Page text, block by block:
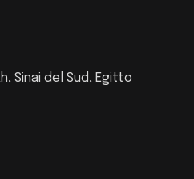
Sinai del Sud, Egitto